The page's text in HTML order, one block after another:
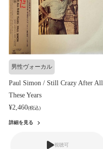
男性ヴォーカル
Paul Simon / Still Crazy After All
These Years
¥2,460(税込)
詳細を見る
視聴可